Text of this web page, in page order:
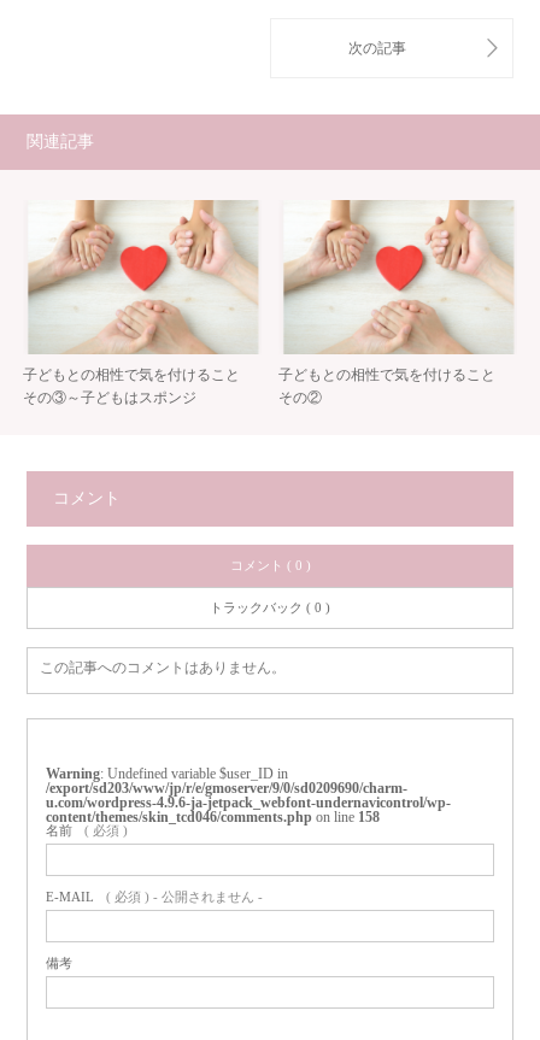
関連記事
子どもとの相性で気を付けること
その③～子どもはスポンジ
子どもとの相性で気を付けること
その②
コメント
コメント ( 0 )
トラックバック ( 0 )
この記事へのコメントはありません。
Warning : Undefined variable $user_ID in
/export/sd203/www/jp/r/e/gmoserver/9/0/sd0209690/charm-
u.com/wordpress-4.9.6-ja-jetpack_webfont-undernavicontrol/wp-
content/themes/skin_tcd046/comments.php on line 158
名前 ( 必須 )
E-MAIL ( 必須 ) - 公開されません -
備考